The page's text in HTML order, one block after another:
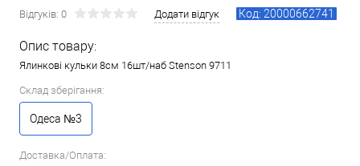
Відгуків: 0 Додати відгук Код: 20000662741
Опис товару:
Ялинкові кульки 8см 16шт/наб Stenson 9711
Склад зберігання:
Одеса №3
Доставка/Оплата: